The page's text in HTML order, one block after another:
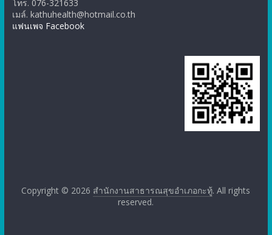
โทร. 076-321633
เมล์. kathuhealth@hotmail.co.th
แฟนเพจ Facebook
Copyright © 2026 สำนักงานสาธารณสุขอำเภอกะทู้. All rights
reserved.